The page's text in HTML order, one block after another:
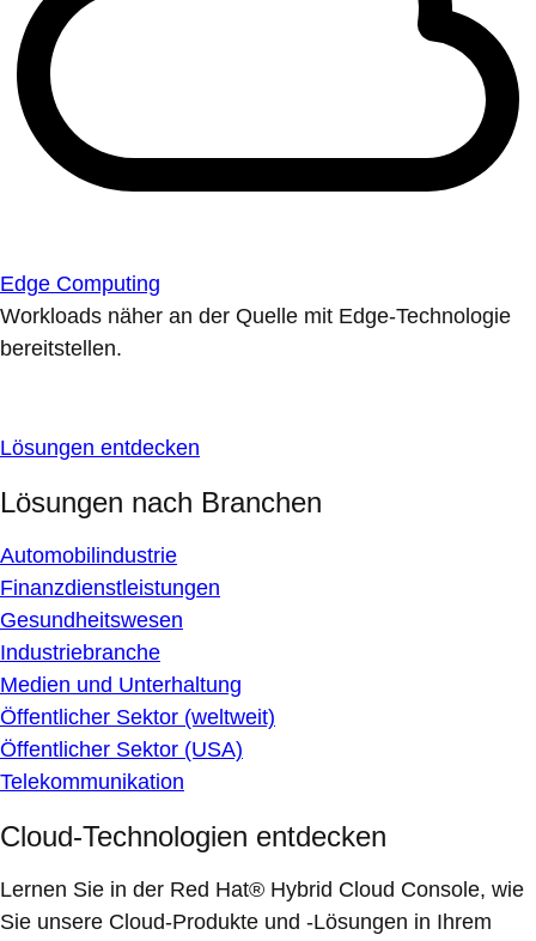
Edge Computing
Workloads näher an der Quelle mit Edge-Technologie
bereitstellen.
Lösungen entdecken
Lösungen nach Branchen
Automobilindustrie
Finanzdienstleistungen
Gesundheitswesen
Industriebranche
Medien und Unterhaltung
Öffentlicher Sektor (weltweit)
Öffentlicher Sektor (USA)
Telekommunikation
Cloud-Technologien entdecken
Lernen Sie in der Red Hat® Hybrid Cloud Console, wie
Sie unsere Cloud-Produkte und -Lösungen in Ihrem